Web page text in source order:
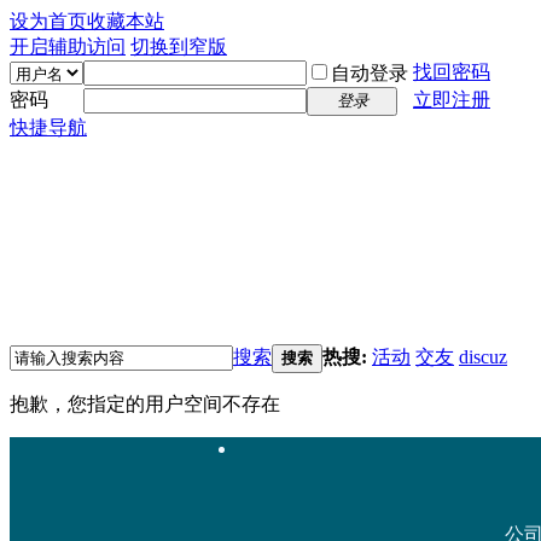
设为首页收藏本站
开启辅助访问 切换到窄版
自动登录 找回密码
密码
登录
立即注册
快捷导航
搜索 搜索 热搜: 活动 交友 discuz
抱歉，您指定的用户空间不存在
公